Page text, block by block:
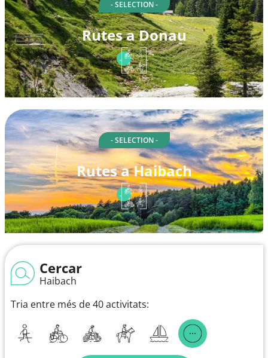
- SELECTION -
Rutes a Donau
- SELECTION -
Rutes a Haibach
Cercar
Haibach
Tria entre més de 40 activitats: